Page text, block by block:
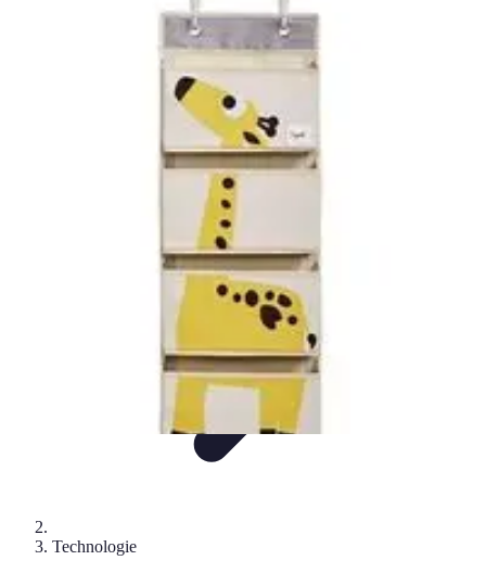
Technologie GuidesDivertissement
Technologie